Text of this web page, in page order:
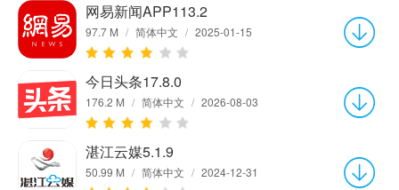
网易新闻APP113.2
97.7 M / 简体中文 / 2025-01-15
今日头条17.8.0
176.2 M / 简体中文 / 2026-08-03
湛江云媒5.1.9
50.99 M / 简体中文 / 2024-12-31